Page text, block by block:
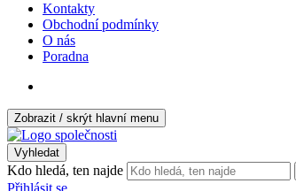
Kontakty
Obchodní podmínky
O nás
Poradna
Zobrazit / skrýt hlavní menu
Vyhledat
Kdo hledá, ten najde
Přihlásit se